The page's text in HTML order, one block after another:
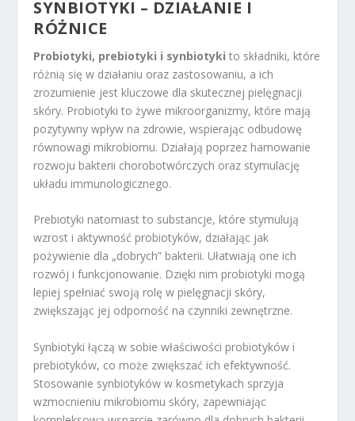
SYNBIOTYKI – DZIAŁANIE I
RÓŻNICE
Probiotyki, prebiotyki i synbiotyki to składniki, które
różnią się w działaniu oraz zastosowaniu, a ich
zrozumienie jest kluczowe dla skutecznej pielęgnacji
skóry. Probiotyki to żywe mikroorganizmy, które mają
pozytywny wpływ na zdrowie, wspierając odbudowę
równowagi mikrobiomu. Działają poprzez hamowanie
rozwoju bakterii chorobotwórczych oraz stymulację
układu immunologicznego.
Prebiotyki natomiast to substancje, które stymulują
wzrost i aktywność probiotyków, działając jak
pożywienie dla „dobrych” bakterii. Ułatwiają one ich
rozwój i funkcjonowanie. Dzięki nim probiotyki mogą
lepiej spełniać swoją rolę w pielęgnacji skóry,
zwiększając jej odporność na czynniki zewnętrzne.
Synbiotyki łączą w sobie właściwości probiotyków i
prebiotyków, co może zwiększać ich efektywność.
Stosowanie synbiotyków w kosmetykach sprzyja
wzmocnieniu mikrobiomu skóry, zapewniając